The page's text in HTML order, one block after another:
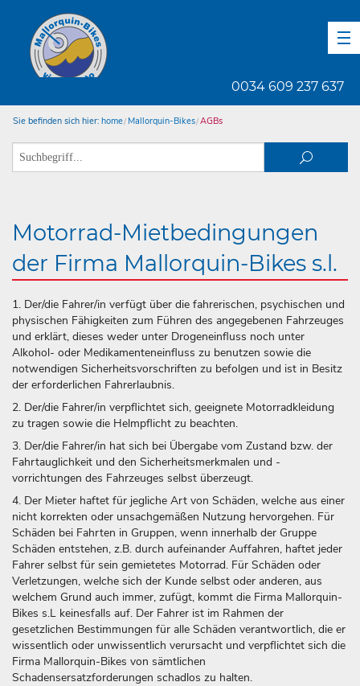
0034 609 237 637
Sie befinden sich hier: home Mallorquin-Bikes AGBs
Motorrad-Mietbedingungen
der Firma Mallorquin-Bikes s.l.
1. Der/die Fahrer/in verfügt über die fahrerischen, psychischen und
physischen Fähigkeiten zum Führen des angegebenen Fahrzeuges
und erklärt, dieses weder unter Drogeneinfluss noch unter
Alkohol- oder Medikamenteneinfluss zu benutzen sowie die
notwendigen Sicherheitsvorschriften zu befolgen und ist in Besitz
der erforderlichen Fahrerlaubnis.
2. Der/die Fahrer/in verpflichtet sich, geeignete Motorradkleidung
zu tragen sowie die Helmpflicht zu beachten.
3. Der/die Fahrer/in hat sich bei Übergabe vom Zustand bzw. der
Fahrtauglichkeit und den Sicherheitsmerkmalen und -
vorrichtungen des Fahrzeuges selbst überzeugt.
4. Der Mieter haftet für jegliche Art von Schäden, welche aus einer
nicht korrekten oder unsachgemäßen Nutzung hervorgehen. Für
Schäden bei Fahrten in Gruppen, wenn innerhalb der Gruppe
Schäden entstehen, z.B. durch aufeinander Auffahren, haftet jeder
Fahrer selbst für sein gemietetes Motorrad. Für Schäden oder
Verletzungen, welche sich der Kunde selbst oder anderen, aus
welchem Grund auch immer, zufügt, kommt die Firma Mallorquin-
Bikes s.L keinesfalls auf. Der Fahrer ist im Rahmen der
gesetzlichen Bestimmungen für alle Schäden verantwortlich, die er
wissentlich oder unwissentlich verursacht und verpflichtet sich die
Firma Mallorquin-Bikes von sämtlichen
Schadensersatzforderungen schadlos zu halten.